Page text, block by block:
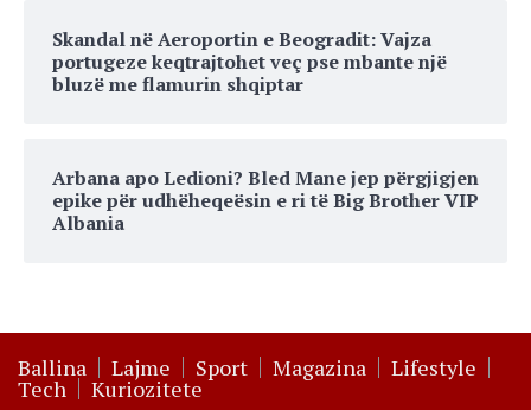
Skandal në Aeroportin e Beogradit: Vajza
portugeze keqtrajtohet veç pse mbante një
bluzë me flamurin shqiptar
Arbana apo Ledioni? Bled Mane jep përgjigjen
epike për udhëheqeësin e ri të Big Brother VIP
Albania
Ballina Lajme Sport Magazina Lifestyle
Tech Kuriozitete